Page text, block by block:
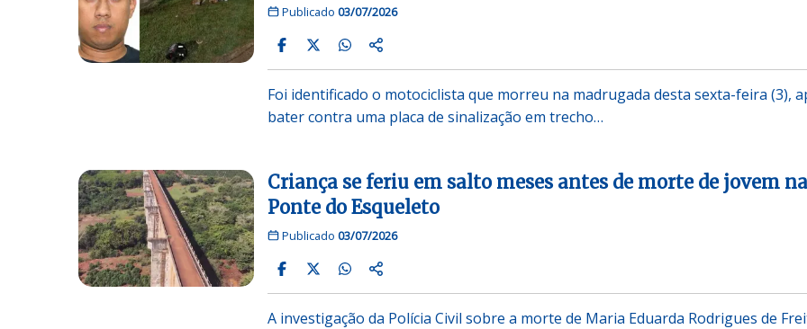
Publicado 03/07/2026
Foi identificado o motociclista que morreu na madrugada desta sexta-feira (3),
bater contra uma placa de sinalização em trecho…
Criança se feriu em salto meses antes de morte de jovem na
Ponte do Esqueleto
Publicado 03/07/2026
A investigação da Polícia Civil sobre a morte de Maria Eduarda Rodrigues de